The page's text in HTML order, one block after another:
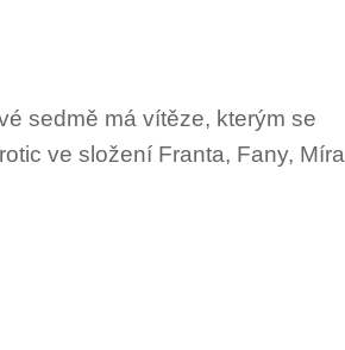
sedmě má vítěze, kterým se
ve složení Franta, Fany, Míra